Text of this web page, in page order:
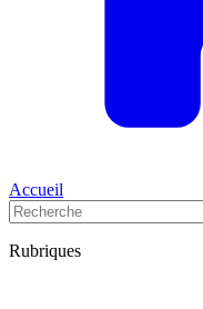
Accueil
Rubriques